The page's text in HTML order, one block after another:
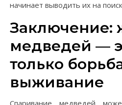
начинает выводить их на
Заключение:
медведей —
только
выживание
Спаривание медведей